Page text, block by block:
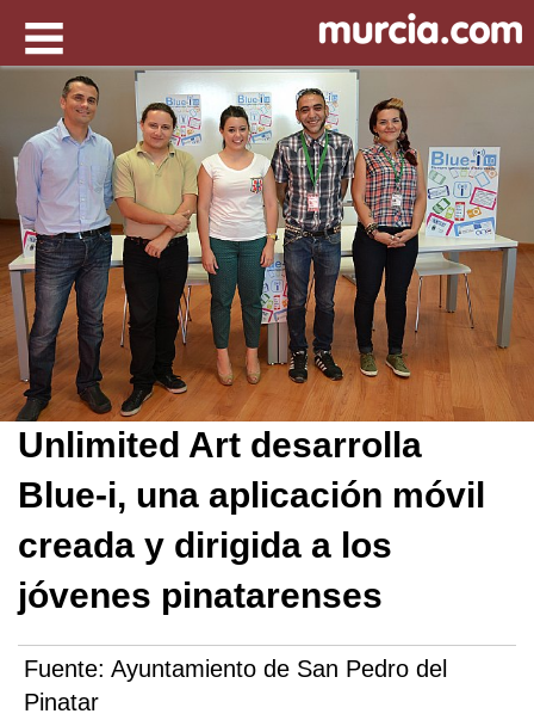
Unlimited Art desarrolla
Blue-i, una aplicación móvil
creada y dirigida a los
jóvenes pinatarenses
Fuente: Ayuntamiento de San Pedro del
Pinatar